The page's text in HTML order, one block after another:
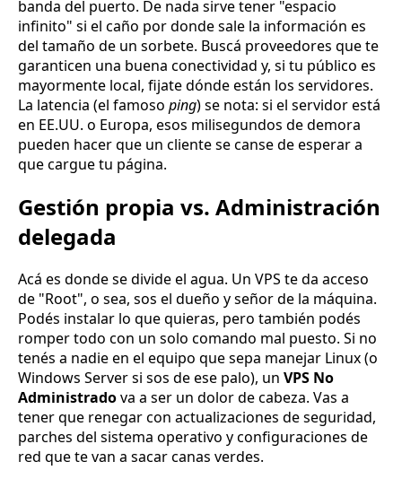
banda del puerto. De nada sirve tener "espacio
infinito" si el caño por donde sale la información es
del tamaño de un sorbete. Buscá proveedores que te
garanticen una buena conectividad y, si tu público es
mayormente local, fijate dónde están los servidores.
La latencia (el famoso ping) se nota: si el servidor está
en EE.UU. o Europa, esos milisegundos de demora
pueden hacer que un cliente se canse de esperar a
que cargue tu página.
Gestión propia vs. Administración
delegada
Acá es donde se divide el agua. Un VPS te da acceso
de "Root", o sea, sos el dueño y señor de la máquina.
Podés instalar lo que quieras, pero también podés
romper todo con un solo comando mal puesto. Si no
tenés a nadie en el equipo que sepa manejar Linux (o
Windows Server si sos de ese palo), un VPS No
Administradova a ser un dolor de cabeza. Vas a
tener que renegar con actualizaciones de seguridad,
parches del sistema operativo y configuraciones de
red que te van a sacar canas verdes.